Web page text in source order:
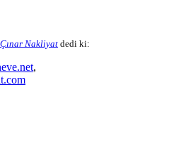
Nakliyat dedi ki:
,